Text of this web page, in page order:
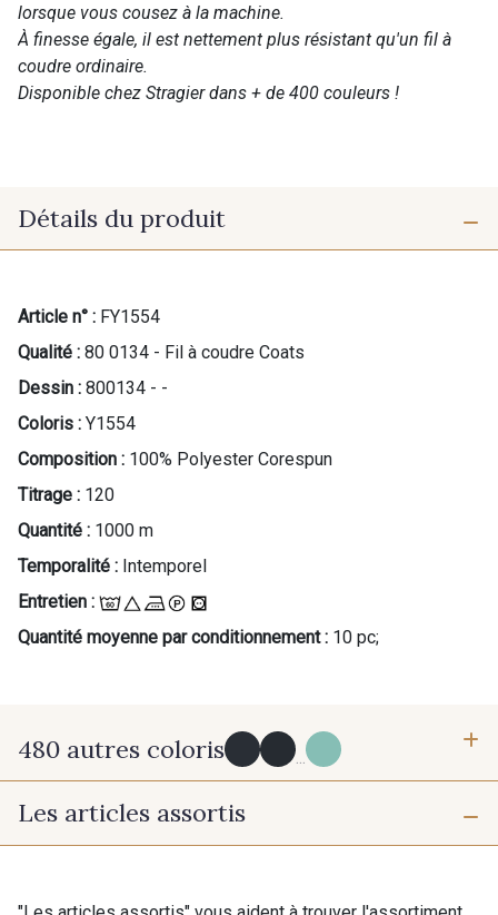
lorsque vous cousez à la machine.
À finesse égale, il est nettement plus résistant qu'un fil à
coudre ordinaire.
Disponible chez Stragier dans + de 400 couleurs !
Détails du produit
Article n° : FY1554
Qualité : 80 0134 - Fil à coudre Coats
Dessin : 800134 - -
Coloris : Y1554
Composition : 100% Polyester Corespun
Titrage : 120
Quantité : 1000 m
Temporalité : Intemporel
Entretien :
Quantité moyenne par conditionnement : 10 pc;
480 autres coloris ...
Y0091 - Y0091
Les articles assortis